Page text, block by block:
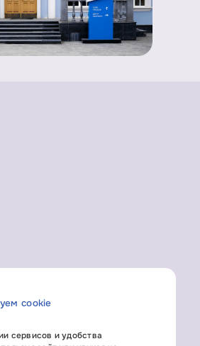
cookie
сервисов и удобства